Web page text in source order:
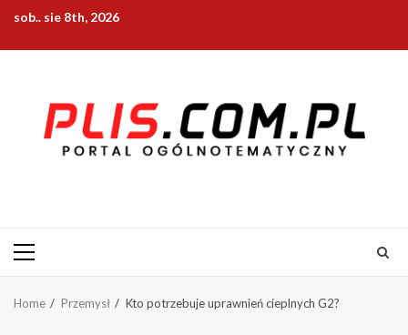
content
sob.. sie 8th, 2026
Primary
Home Przemysł Kto potrzebuje uprawnień cieplnych G2?